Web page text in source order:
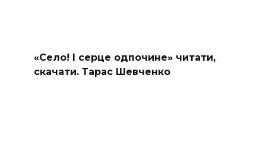
«Село! І серце одпочине» читати,
скачати. Тарас Шевченко